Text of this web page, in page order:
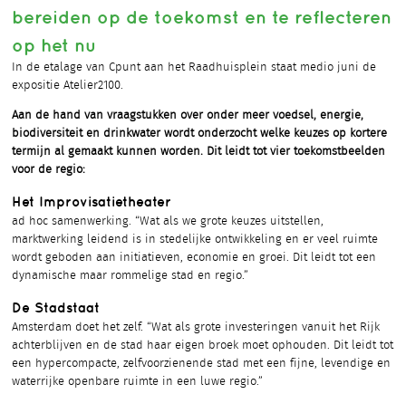
bereiden op de toekomst en te reflecteren
op het nu
In de etalage van Cpunt aan het Raadhuisplein staat medio juni de
expositie Atelier2100.
Aan de hand van vraagstukken over onder meer voedsel, energie,
biodiversiteit en drinkwater wordt onderzocht welke keuzes op kortere
termijn al gemaakt kunnen worden. Dit leidt tot vier toekomstbeelden
voor de regio:
Het Improvisatietheater
ad hoc samenwerking. “Wat als we grote keuzes uitstellen,
marktwerking leidend is in stedelijke ontwikkeling en er veel ruimte
wordt geboden aan initiatieven, economie en groei. Dit leidt tot een
dynamische maar rommelige stad en regio.”
De Stadstaat
Amsterdam doet het zelf. “Wat als grote investeringen vanuit het Rijk
achterblijven en de stad haar eigen broek moet ophouden. Dit leidt tot
een hypercompacte, zelfvoorzienende stad met een fijne, levendige en
waterrijke openbare ruimte in een luwe regio.”